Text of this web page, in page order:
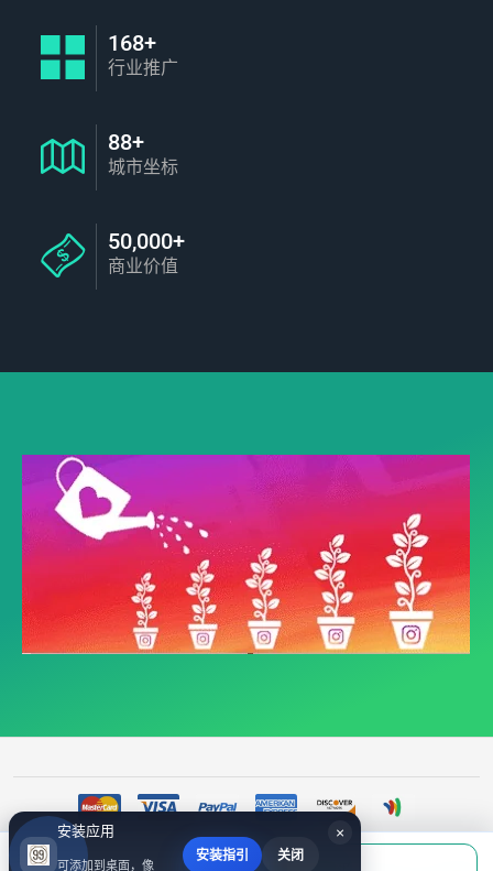
当前应付
168+
行业推广
88+
城市坐标
50,000+
商业价值
×
安装应用
可添加到桌面，像
安装指引 关闭